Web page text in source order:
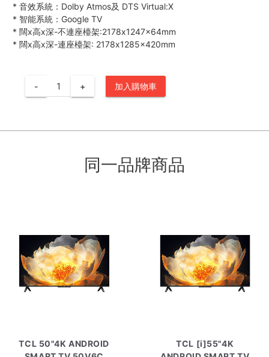
* 音效系統：Dolby Atmos及 DTS Virtual:X
* 智能系統：Google TV
* 闊x高x深-不連座檯架:2178x1247x64mm
* 闊x高x深-連座檯架: 2178x1285x420mm
- + 加入購物車
同一品牌商品
TCL 50"4K ANDROID
TCL [i]55"4K